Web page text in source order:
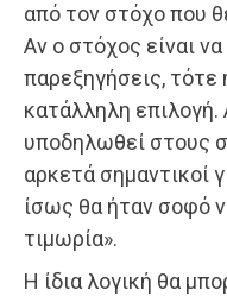
από τον στόχο που
Αν ο στόχος είναι
παρεξηγήσεις, τότε
κατάλληλη επιλογή.
υποδηλωθεί στους
αρκετά σημαντικοί
ίσως θα ήταν σοφό
τιμωρία».
Η ίδια λογική θα